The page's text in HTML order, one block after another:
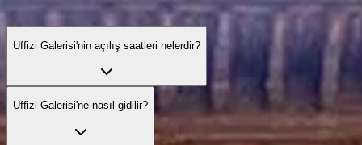
Uffizi Galerisi'nin açılış saatleri nelerdir?
Uffizi Galerisi'ne nasıl gidilir?